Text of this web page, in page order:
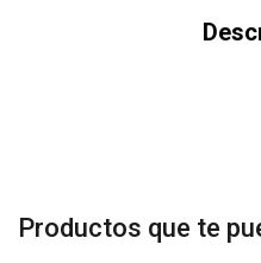
Productos que te